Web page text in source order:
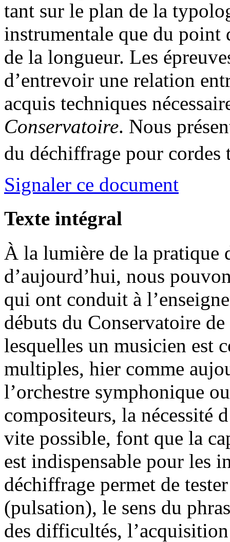
tant sur le plan de la
instrumentale que du point
de la longueur. Les
d’entrevoir une relation
acquis techniques
Conservatoire. Nous
du déchiffrage pour
Signaler ce document
Texte intégral
À la lumière de la pratique
d’aujourd’hui, nous
qui ont conduit à
débuts du Conservatoire
lesquelles un musicien est
multiples, hier comme
l’orchestre symphonique
compositeurs, la nécessité
vite possible, font que la
est indispensable pour les
déchiffrage permet de
(pulsation), le sens du
des difficultés,